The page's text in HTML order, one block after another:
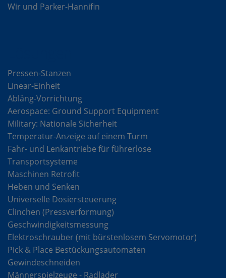
Wir und Parker-Hannifin
Pressen-Stanzen
Linear-Einheit
Abläng-Vorrichtung
Aerospace: Ground Support Equipment
Military: Nationale Sicherheit
Temperatur-Anzeige auf einem Turm
Fahr- und Lenkantriebe für führerlose
Transportsysteme
Maschinen Retrofit
Heben und Senken
Universelle Dosiersteuerung
Clinchen (Pressverformung)
Geschwindigkeitsmessung
Elektroschrauber (mit bürstenlosem Servomotor)
Pick & Place Bestückungsautomaten
Gewindeschneiden
Männerspielzeuge - Radlader